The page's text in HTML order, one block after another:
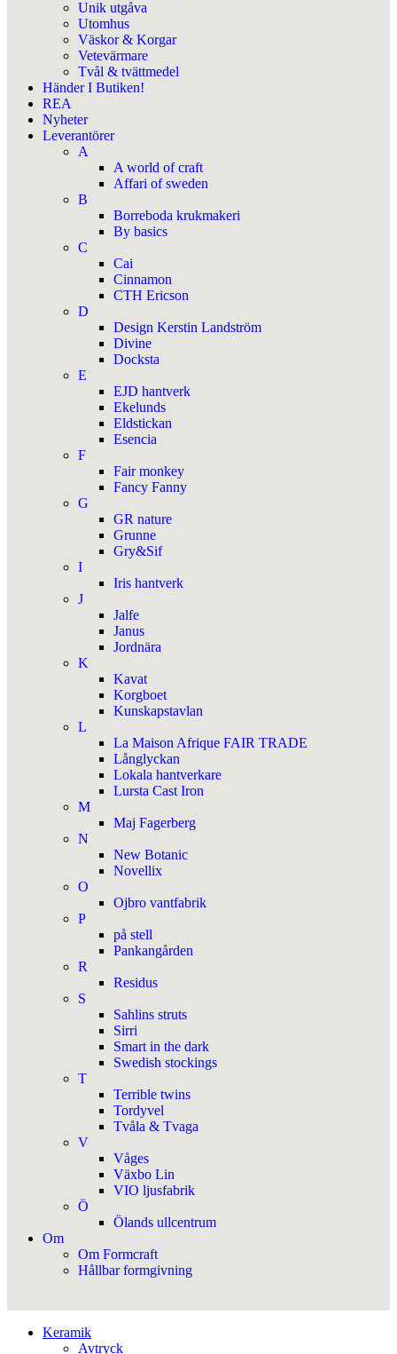
Unik utgåva
Utomhus
Väskor & Korgar
Vetevärmare
Tvål & tvättmedel
Händer I Butiken!
REA
Nyheter
Leverantörer
A
A world of craft
Affari of sweden
B
Borreboda krukmakeri
By basics
C
Cai
Cinnamon
CTH Ericson
D
Design Kerstin Landström
Divine
Docksta
E
EJD hantverk
Ekelunds
Eldstickan
Esencia
F
Fair monkey
Fancy Fanny
G
GR nature
Grunne
Gry&Sif
I
Iris hantverk
J
Jalfe
Janus
Jordnära
K
Kavat
Korgboet
Kunskapstavlan
L
La Maison Afrique FAIR TRADE
Långlyckan
Lokala hantverkare
Lursta Cast Iron
M
Maj Fagerberg
N
New Botanic
Novellix
O
Ojbro vantfabrik
P
på stell
Pankangården
R
Residus
S
Sahlins struts
Sirri
Smart in the dark
Swedish stockings
T
Terrible twins
Tordyvel
Tvåla & Tvaga
V
Våges
Växbo Lin
VIO ljusfabrik
Ö
Ölands ullcentrum
Om
Om Formcraft
Hållbar formgivning
Keramik
Avtryck